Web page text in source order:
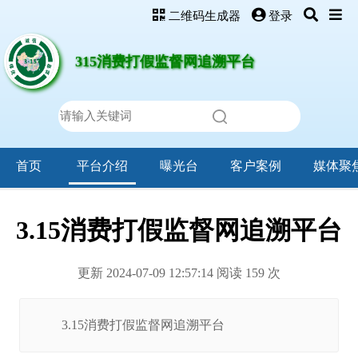
315消费打假监督网追溯平台
二维码生成器 登录
首页 平台介绍 曝光台 客户案例 媒体聚
3.15消费打假监督网追溯平台
更新 2024-07-09 12:57:14 阅读 159 次
3.15消费打假监督网追溯平台